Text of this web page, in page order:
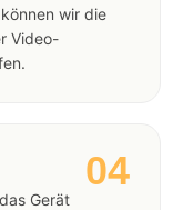
wir die
Video-
04
Gerät